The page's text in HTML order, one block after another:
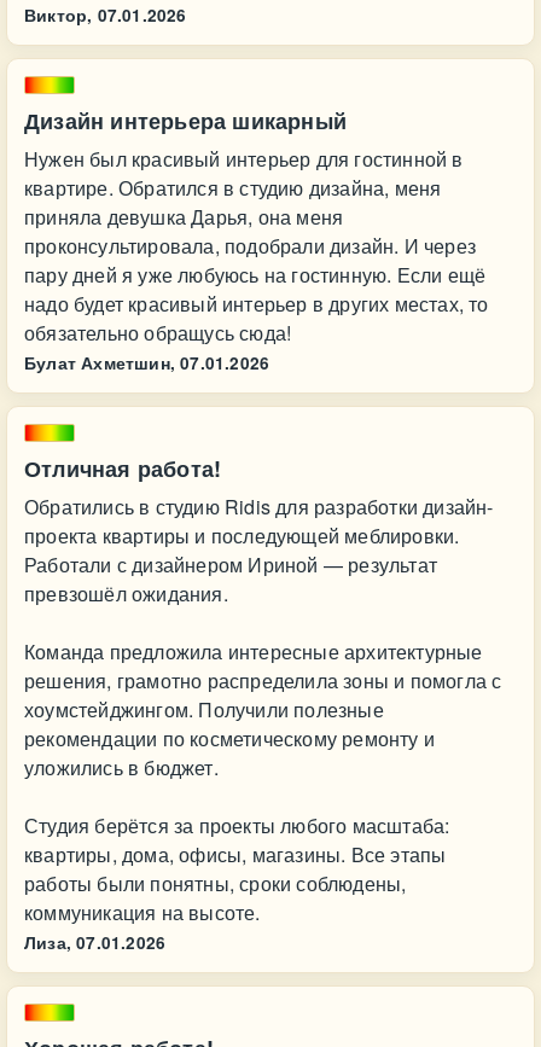
Виктор, 07.01.2026
Дизайн интерьера шикарный
Нужен был красивый интерьер для гостинной в
квартире. Обратился в студию дизайна, меня
приняла девушка Дарья, она меня
проконсультировала, подобрали дизайн. И через
пару дней я уже любуюсь на гостинную. Если ещё
надо будет красивый интерьер в других местах, то
обязательно обращусь сюда!
Булат Ахметшин, 07.01.2026
Отличная работа!
Обратились в студию Ridis для разработки дизайн-
проекта квартиры и последующей меблировки.
Работали с дизайнером Ириной — результат
превзошёл ожидания.
Команда предложила интересные архитектурные
решения, грамотно распределила зоны и помогла с
хоумстейджингом. Получили полезные
рекомендации по косметическому ремонту и
уложились в бюджет.
Студия берётся за проекты любого масштаба:
квартиры, дома, офисы, магазины. Все этапы
работы были понятны, сроки соблюдены,
коммуникация на высоте.
Лиза, 07.01.2026